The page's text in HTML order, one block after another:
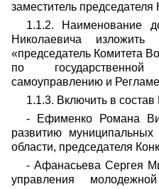
заместитель председателя
1.1.2. Наименование
Николаевича
«председатель Комитета
по
самоуправлению и
1.1.3. Включить в
- Ефименко Романа
развитию
области, председателя
- Афанасьева Сергея
управления